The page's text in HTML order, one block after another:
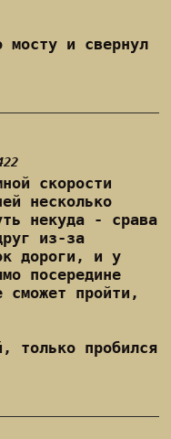
мосту и свернул
скорости
несколько
некуда - срава
из-за
дороги, и у
посередине
сможет пройти,
только пробился